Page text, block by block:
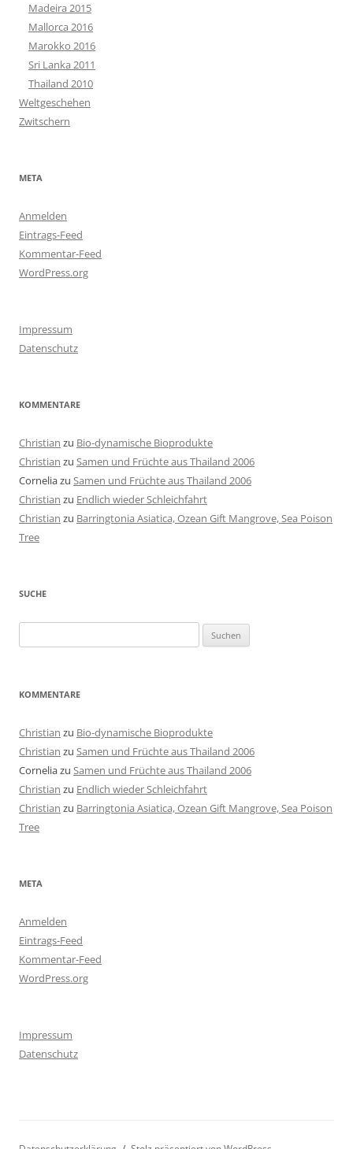
Madeira 2015
Mallorca 2016
Marokko 2016
Sri Lanka 2011
Thailand 2010
Weltgeschehen
Zwitschern
META
Anmelden
Eintrags-Feed
Kommentar-Feed
WordPress.org
Impressum
Datenschutz
KOMMENTARE
Christian zu Bio-dynamische Bioprodukte
Christian zu Samen und Früchte aus Thailand 2006
Corneliazu Samen und Früchte aus Thailand 2006
Christian zu Endlich wieder Schleichfahrt
Christian zu Barringtonia Asiatica, Ozean Gift Mangrove, Sea Poison
Tree
SUCHE
nach:
KOMMENTARE
Christian zu Bio-dynamische Bioprodukte
Christian zu Samen und Früchte aus Thailand 2006
Corneliazu Samen und Früchte aus Thailand 2006
Christian zu Endlich wieder Schleichfahrt
Christian zu Barringtonia Asiatica, Ozean Gift Mangrove, Sea Poison
Tree
META
Anmelden
Eintrags-Feed
Kommentar-Feed
WordPress.org
Impressum
Datenschutz